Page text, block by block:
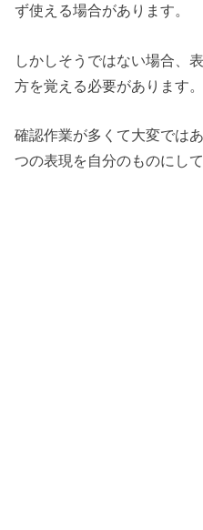
ず使える場合があります。
しかしそうではない場合、
方を覚える必要があります。
確認作業が多くて大変では
つの表現を自分のものにし